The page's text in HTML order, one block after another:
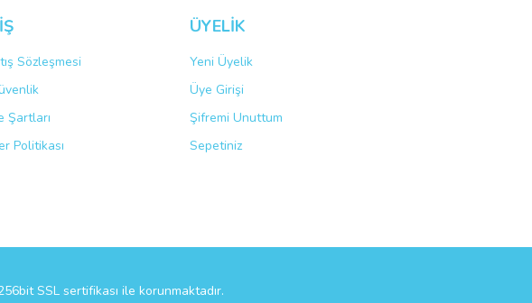
Sözleşmesi
Şartları
Politikası
ÜYELİK
Yeni Üyelik
Üye Girişi
Şifremi Unuttum
Sepetiniz
SSL sertifikası ile korunmaktadır.